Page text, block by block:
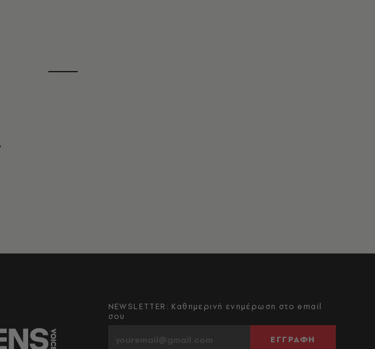
NEWSLETTER: Καθημερινή ενημέρωση στο email
σου
ΕΓΓΡΑΦΗ